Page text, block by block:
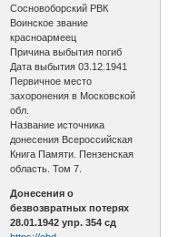
Сосновоборский РВК
Воинское звание
красноармеец
Причина выбытия погиб
Дата выбытия 03.12.1941
Первичное место
захоронения в Московской
обл.
Название источника
донесения Всероссийская
Книга Памяти. Пензенская
область. Том 7.
Донесения о
безвозвратных потерях
28.01.1942 упр. 354 сд